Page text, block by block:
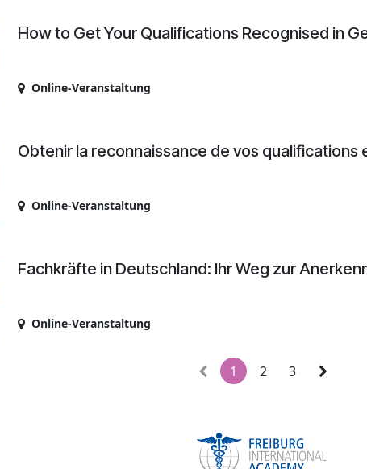
How to Get Your Qualifications Recognised in
Online-Veranstaltung
Obtenir la reconnaissance de vos qualifications
Online-Veranstaltung
Fachkräfte in Deutschland: Ihr Weg zur
Online-Veranstaltung
1 2 3